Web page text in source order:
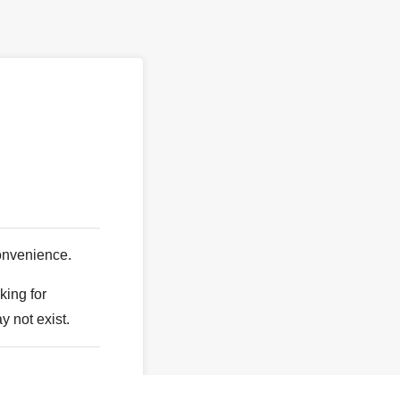
for
not exist.